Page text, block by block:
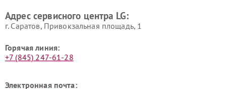
Адрес сервисного центра LG:
г. Саратов, Привокзальная площадь, 1
Горячая линия:
+7 (845) 247-61-28
Электронная почта: